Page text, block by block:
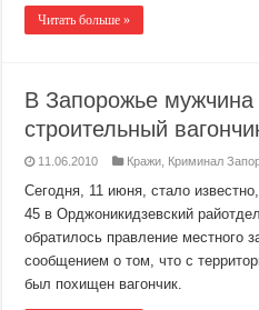
Читать больше »
В Запорожье
строительный
11.06.2010 Кражи Криминал
Сегодня, 11 июня, стало
45 в Орджоникидзевский
обратилось правление местного
сообщением о том, что с
был похищен вагончик.